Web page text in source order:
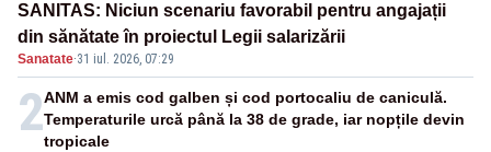
SANITAS: Niciun scenariu favorabil pentru angajații
din sănătate în proiectul Legii salarizării
Sanatate·31 iul. 2026, 07:29
2ANM a emis cod galben și cod portocaliu de caniculă.
Temperaturile urcă până la 38 de grade, iar nopțile devin
tropicale